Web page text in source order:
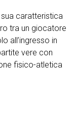
caratteristica
tra un giocatore
all’ingresso in
vere con
fisico-atletica